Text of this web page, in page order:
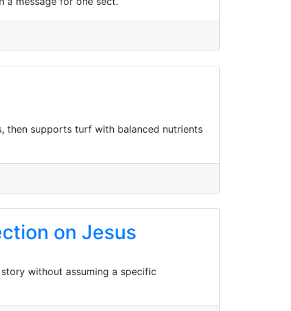
then supports turf with balanced nutrients
on Jesus
without assuming a specific